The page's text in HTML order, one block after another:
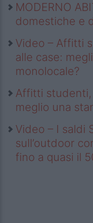
MODERNO
domestiche e
Video – Affitti
alle case:
monolocale?
Affitti studenti,
meglio una
Video – I saldi
sull’outdoor
fino a quasi il